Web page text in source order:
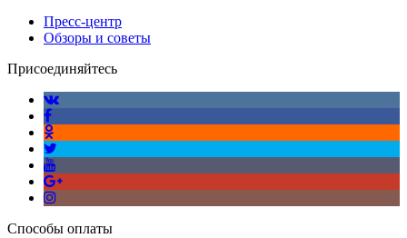
Пресс-центр
Обзоры и советы
Присоединяйтесь
Способы оплаты